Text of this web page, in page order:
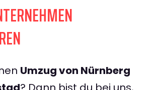
Umzug von Nürnberg